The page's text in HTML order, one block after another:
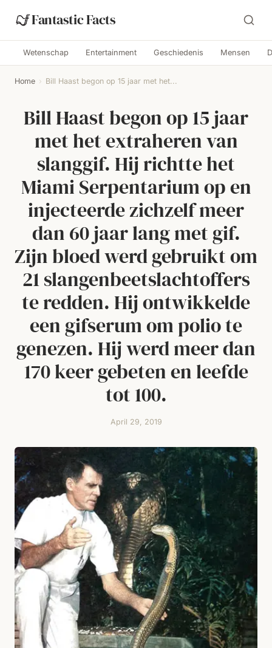
Fantastic Facts
Wetenschap Entertainment Geschiedenis Mensen
Home › Bill Haast begon op 15 jaar met het...
Bill Haast begon op 15 jaar
met het extraheren van
slanggif. Hij richtte het
Miami Serpentarium op en
injecteerde zichzelf meer
dan 60 jaar lang met gif.
Zijn bloed werd gebruikt om
21 slangenbeetslachtoffers
te redden. Hij ontwikkelde
een gifserum om polio te
genezen. Hij werd meer dan
170 keer gebeten en leefde
tot 100.
April 29, 2019